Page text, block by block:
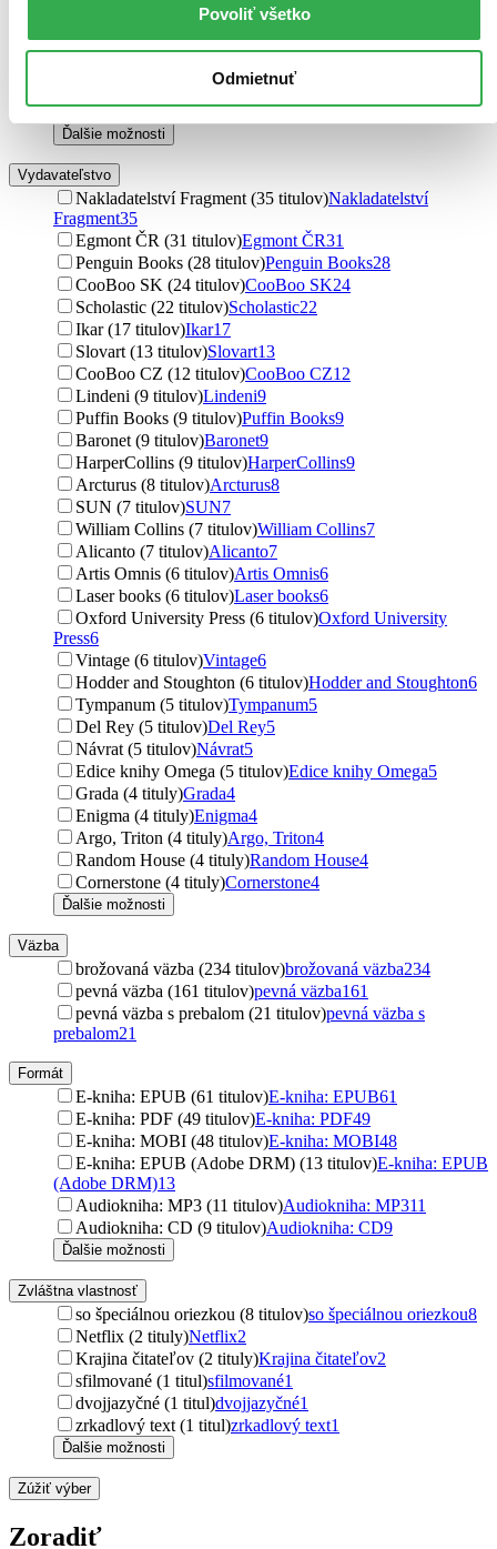
Povoliť všetko
Odmietnuť
Emmi Itäranta (3 tituly)Emmi Itäranta
Claudia Gray (3 tituly)Claudia Gray3
Lina Franková
Evan Currie (3 tituly)Evan Currie
J. M. Troska (2 tituly)J. M. Troska2
Ďalšie možnosti
Vydavateľstvo
Nakladatelství Fragment (35 titulov)Nakladatelství
Fragment35
Egmont ČR (31 titulov)Egmont ČR31
Penguin Books (28 titulov)Penguin Books28
CooBoo SK (24 titulov)CooBoo SK24
Scholastic (22 titulov)Scholastic22
Ikar (17 titulov)Ikar17
Slovart (13 titulov)Slovart13
CooBoo CZ (12 titulov)CooBoo CZ12
Lindeni (9 titulov)Lindeni9
Puffin Books (9 titulov)Puffin Books9
Baronet (9 titulov)Baronet9
HarperCollins (9 titulov)HarperCollins9
Arcturus (8 titulov)Arcturus8
SUN (7 titulov)SUN7
William Collins (7 titulov)William Collins7
Alicanto (7 titulov)Alicanto7
Artis Omnis (6 titulov)Artis Omnis6
Laser books (6 titulov)Laser books6
Oxford University Press (6 titulov)Oxford University
Press6
Vintage (6 titulov)Vintage6
Hodder and Stoughton (6 titulov)Hodder and Stoughton6
Tympanum (5 titulov)Tympanum5
Del Rey (5 titulov)Del Rey5
Návrat (5 titulov)Návrat5
Edice knihy Omega (5 titulov)Edice knihy Omega5
Grada (4 tituly)Grada4
Enigma (4 tituly)Enigma4
Argo, Triton (4 tituly)Argo, Triton4
Random House (4 tituly)Random House4
Cornerstone (4 tituly)Cornerstone4
Ďalšie možnosti
Väzba
brožovaná väzba (234 titulov)brožovaná väzba234
pevná väzba (161 titulov)pevná väzba161
pevná väzba s prebalom (21 titulov)pevná väzba s
prebalom21
Formát
E-kniha: EPUB (61 titulov)E-kniha: EPUB61
E-kniha: PDF (49 titulov)E-kniha: PDF49
E-kniha: MOBI (48 titulov)E-kniha: MOBI48
E-kniha: EPUB (Adobe DRM) (13 titulov)E-kniha: EPUB
(Adobe DRM)13
Audiokniha: MP3 (11 titulov)Audiokniha: MP311
Audiokniha: CD (9 titulov)Audiokniha: CD9
Ďalšie možnosti
Zvláštna vlastnosť
so špeciálnou oriezkou (8 titulov)so špeciálnou oriezkou8
Netflix (2 tituly)Netflix2
Krajina čitateľov (2 tituly)Krajina čitateľov2
sfilmované (1 titul)sfilmované1
dvojjazyčné (1 titul)dvojjazyčné1
zrkadlový text (1 titul)zrkadlový text1
Ďalšie možnosti
Zúžiť výber
Zoradiť